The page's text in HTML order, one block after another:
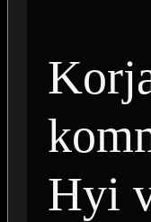
Hyi